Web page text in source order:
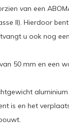
van een
II). Hierdoor
u ook nog
50 mm en een
is en het